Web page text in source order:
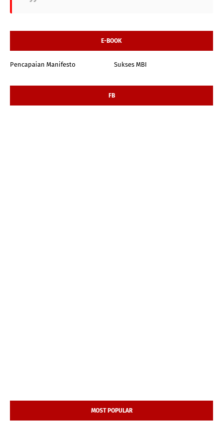
E-BOOK
Pencapaian Manifesto Sukses MBI
FB
MOST POPULAR